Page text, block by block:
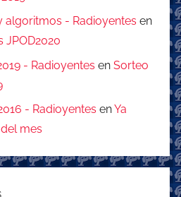
algoritmos - Radioyentes en
JPOD2020
- Radioyentes en Sorteo
- Radioyentes enYa
mes